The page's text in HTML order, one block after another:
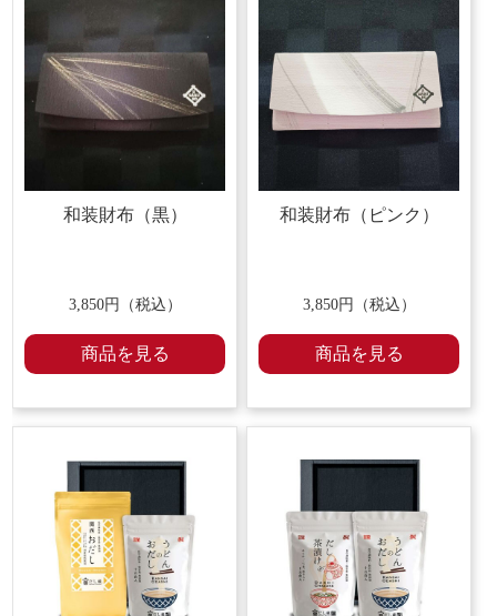
和装財布（黒）
3,850円（税込）
商品を見る
和装財布（ピンク）
3,850円（税込）
商品を見る